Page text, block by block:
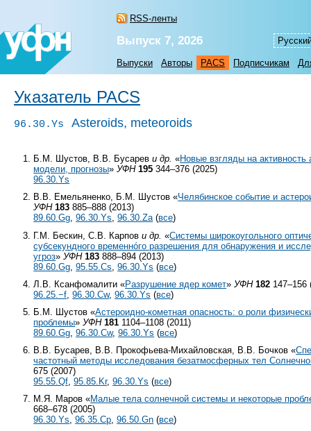
RSS-ленты
Выпуск 7, 2026
Выпуски Авторы PACS Подписчикам
Указатель PACS
96.30.Ys Asteroids, meteoroids
Б.М. Шустов, В.В. Бусареви др. «Новые взгляды на
модели, прогнозы»УФН 195 344–376 (2025)
96.30.Ys
В.В. Емельяненко, Б.М. Шустов «Челябинское событие и
УФН 183 885–888 (2013)
89.60.Gg,96.30.Ys,96.30.Za(все)
Г.М. Бескин, С.В. Карпови др. «Системы широкоугольного
субсекундного временнóго разрешения для обнаружения и
угроз»УФН 183 888–894 (2013)
89.60.Gg ,95.55.Cs ,96.30.Ys (все)
Л.В. Ксанфомалити «Разрушение ядер комет»УФН 182 147–156
96.25.−f ,96.30.Cw,96.30.Ys (все)
Б.М. Шустов «Астероидно-кометная опасность: о роли
проблемы»УФН 181 1104–1108 (2011)
89.60.Gg,96.30.Cw,96.30.Ys (все)
В.В. Бусарев, В.В. Прокофьева-Михайловская, В.В. Бочков «
частотный методы исследования безатмосферных тел
675 (2007)
95.55.Qf,95.85.Kr,96.30.Ys (все)
М.Я. Маров «Малые тела cолнечной системы и некоторые
668–678 (2005)
96.30.Ys,96.35.Cp,96.50.Gn (все)